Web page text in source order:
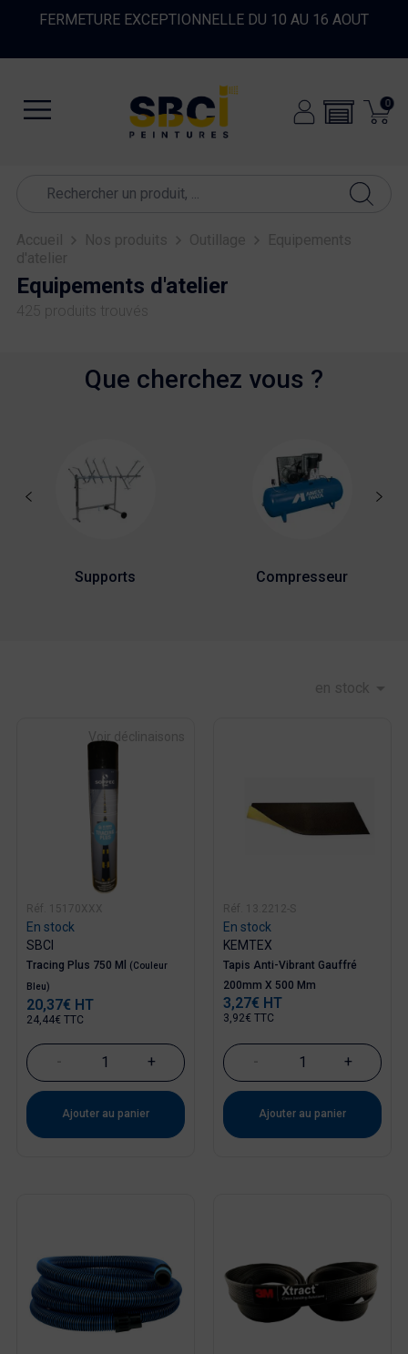
FERMETURE EXCEPTIONNELLE DU 10 AU 16 AOUT
0
Accueil Nos produits Outillage
Equipements
d'atelier
Equipements d'atelier
425 produits trouvés
Que cherchez vous ?
Supports Compresseur
en stock 
Voir déclinaisons
Réf. 15170XXX
En stock
SBCI
Tracing Plus 750 Ml (Couleur
Bleu)
Prix
20,37€ HT
24,44€ TTC
- +
Ajouter au panier
Réf. 13.2212-S
En stock
KEMTEX
Tapis Anti-Vibrant Gauffré
200mm X 500 Mm
Prix
3,27€ HT
3,92€ TTC
- +
Ajouter au panier